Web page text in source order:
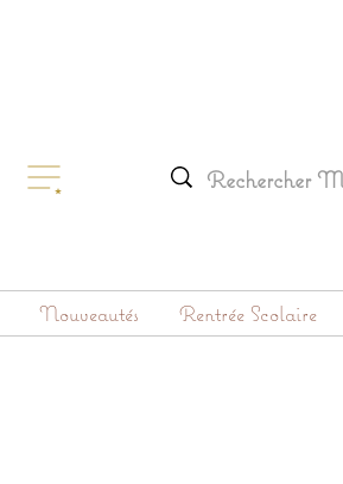
Nouveautés Rentrée Scolaire